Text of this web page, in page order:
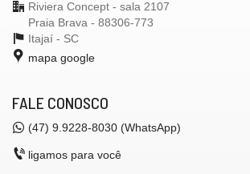
Riviera Concept - sala 2107
Praia Brava - 88306-773
Itajaí - SC
mapa google
FALE CONOSCO
(47) 9.9228-8030 (WhatsApp)
ligamos para você